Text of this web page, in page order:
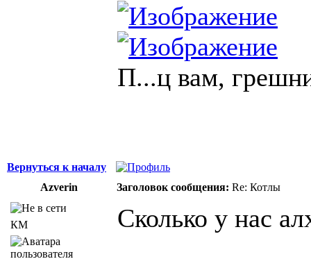
П...ц вам,
Вернуться к началу
Azverin
Заголовок сообщения: Re: Котлы
КМ Сколько у нас